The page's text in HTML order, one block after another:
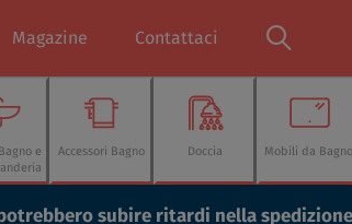
Magazine Contattaci
e
Accessori Bagno Doccia Mobili da Bagno
subire ritardi nella spedizione